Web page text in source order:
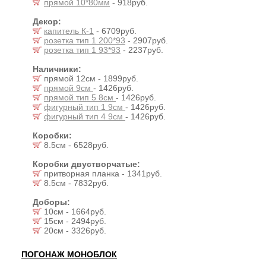
прямой 10*80мм - 918руб.
Декор:
капитель К-1 - 6709руб.
розетка тип 1 200*93 - 2907руб.
розетка тип 1 93*93 - 2237руб.
Наличники:
прямой 12см - 1899руб.
прямой 9см - 1426руб.
прямой тип 5 8см - 1426руб.
фигурный тип 1 9см - 1426руб.
фигурный тип 4 9см - 1426руб.
Коробки:
8.5см - 6528руб.
Коробки двустворчатые:
притворная планка - 1341руб.
8.5см - 7832руб.
Доборы:
10см - 1664руб.
15см - 2494руб.
20см - 3326руб.
ПОГОНАЖ МОНОБЛОК